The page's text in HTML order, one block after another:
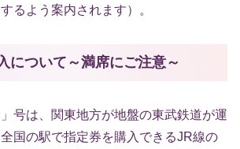
るよう案内されます）。
について～満席にご注意～
号は、関東地方が地盤の東武鉄道が運
国の駅で指定券を購入できるJR線の